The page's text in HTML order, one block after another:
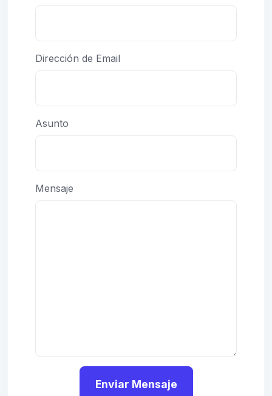
Dirección de Email
Asunto
Mensaje
Enviar Mensaje